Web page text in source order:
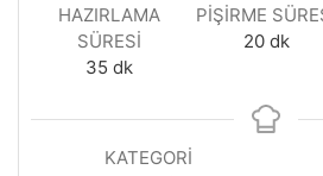
HAZIRLAMA
SÜRESI
35 dakika
dk
PIŞIRME
20dakika
dk
KATEGORI